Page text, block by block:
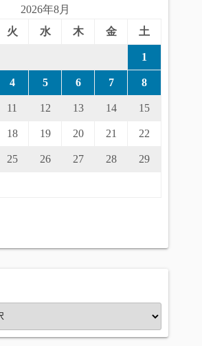
2026年8月
火 水 木 金 土
1
4 5 6 7 8
11 12 13 14 15
18 19 20 21 22
25 26 27 28 29